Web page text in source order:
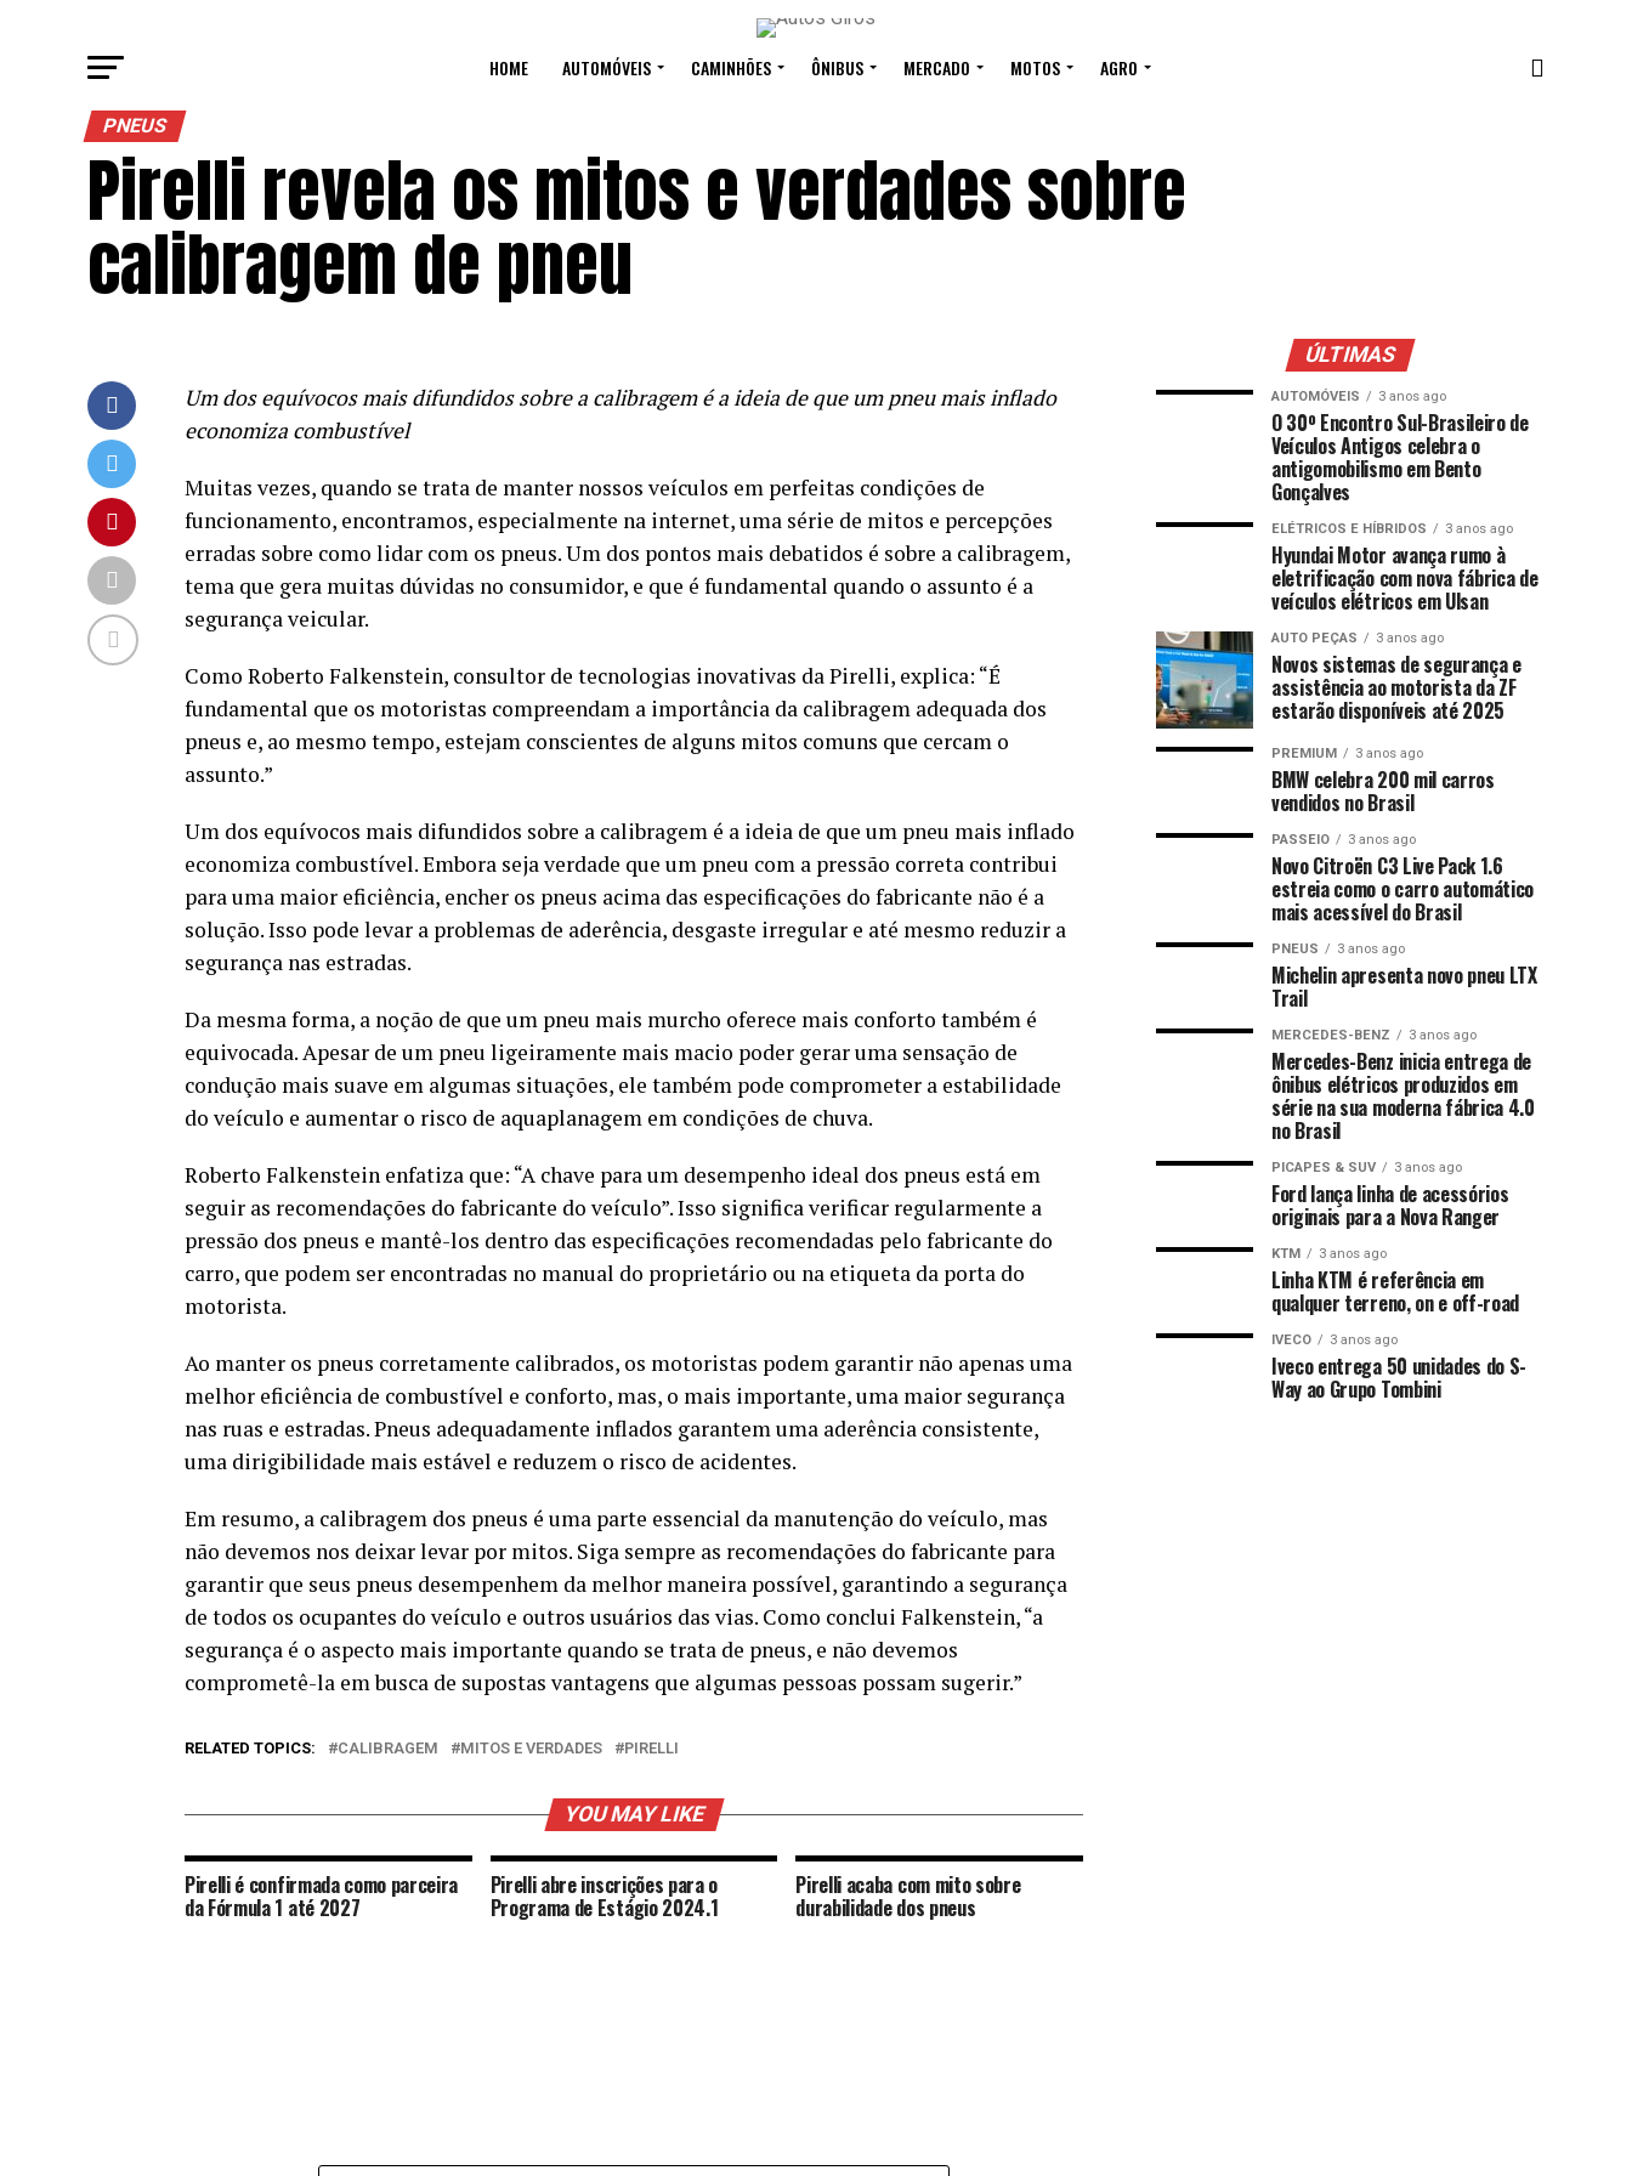
HOME AUTOMÓVEIS CAMINHÕES ÔNIBUS MERCADO MOTOS AGRO
PNEUS
Pirelli revela os mitos e verdades sobre
calibragem de pneu
Um dos equívocos mais difundidos sobre a calibragem é a ideia de que um pneu mais inflado
economiza combustível
Muitas vezes, quando se trata de manter nossos veículos em perfeitas condições de
funcionamento, encontramos, especialmente na internet, uma série de mitos e percepções
erradas sobre como lidar com os pneus. Um dos pontos mais debatidos é sobre a calibragem,
tema que gera muitas dúvidas no consumidor, e que é fundamental quando o assunto é a
segurança veicular.
Como Roberto Falkenstein, consultor de tecnologias inovativas da Pirelli, explica: “É
fundamental que os motoristas compreendam a importância da calibragem adequada dos
pneus e, ao mesmo tempo, estejam conscientes de alguns mitos comuns que cercam o
assunto.”
Um dos equívocos mais difundidos sobre a calibragem é a ideia de que um pneu mais inflado
economiza combustível. Embora seja verdade que um pneu com a pressão correta contribui
para uma maior eficiência, encher os pneus acima das especificações do fabricante não é a
solução. Isso pode levar a problemas de aderência, desgaste irregular e até mesmo reduzir a
segurança nas estradas.
Da mesma forma, a noção de que um pneu mais murcho oferece mais conforto também é
equivocada. Apesar de um pneu ligeiramente mais macio poder gerar uma sensação de
condução mais suave em algumas situações, ele também pode comprometer a estabilidade
do veículo e aumentar o risco de aquaplanagem em condições de chuva.
Roberto Falkenstein enfatiza que: “A chave para um desempenho ideal dos pneus está em
seguir as recomendações do fabricante do veículo”. Isso significa verificar regularmente a
pressão dos pneus e mantê-los dentro das especificações recomendadas pelo fabricante do
carro, que podem ser encontradas no manual do proprietário ou na etiqueta da porta do
motorista.
Ao manter os pneus corretamente calibrados, os motoristas podem garantir não apenas uma
melhor eficiência de combustível e conforto, mas, o mais importante, uma maior segurança
nas ruas e estradas. Pneus adequadamente inflados garantem uma aderência consistente,
uma dirigibilidade mais estável e reduzem o risco de acidentes.
Em resumo, a calibragem dos pneus é uma parte essencial da manutenção do veículo, mas
não devemos nos deixar levar por mitos. Siga sempre as recomendações do fabricante para
garantir que seus pneus desempenhem da melhor maneira possível, garantindo a segurança
de todos os ocupantes do veículo e outros usuários das vias. Como conclui Falkenstein, “a
segurança é o aspecto mais importante quando se trata de pneus, e não devemos
comprometê-la em busca de supostas vantagens que algumas pessoas possam sugerir.”
RELATED TOPICS: CALIBRAGEM MITOS E VERDADES PIRELLI
YOU MAY LIKE
Pirelli é confirmada como parceira
da Fórmula 1 até 2027
Pirelli abre inscrições para o
Programa de Estágio 2024.1
Pirelli acaba com mito sobre
durabilidade dos pneus
ÚLTIMAS
AUTOMÓVEIS 3 anos ago
O 30º Encontro Sul-Brasileiro de
Veículos Antigos celebra o
antigomobilismo em Bento
Gonçalves
ELÉTRICOS E HÍBRIDOS 3 anos ago
Hyundai Motor avança rumo à
eletrificação com nova fábrica de
veículos elétricos em Ulsan
AUTO PEÇAS 3 anos ago
Novos sistemas de segurança e
assistência ao motorista da ZF
estarão disponíveis até 2025
PREMIUM 3 anos ago
BMW celebra 200 mil carros
vendidos no Brasil
PASSEIO 3 anos ago
Novo Citroën C3 Live Pack 1.6
estreia como o carro automático
mais acessível do Brasil
PNEUS 3 anos ago
Michelin apresenta novo pneu LTX
Trail
MERCEDES-BENZ 3 anos ago
Mercedes-Benz inicia entrega de
ônibus elétricos produzidos em
série na sua moderna fábrica 4.0
no Brasil
PICAPES & SUV 3 anos ago
Ford lança linha de acessórios
originais para a Nova Ranger
KTM 3 anos ago
Linha KTM é referência em
qualquer terreno, on e off-road
IVECO 3 anos ago
Iveco entrega 50 unidades do S-
Way ao Grupo Tombini